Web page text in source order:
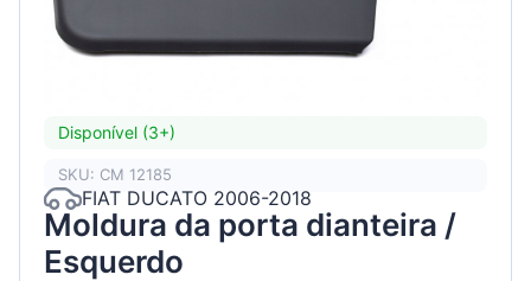
Disponível (3+)
SKU: CM 12185
FIAT DUCATO 2006-2018
Moldura da porta dianteira /
Esquerdo